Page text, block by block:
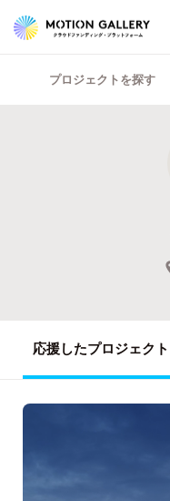
プロジェクトを探す
応援したプロジェクト